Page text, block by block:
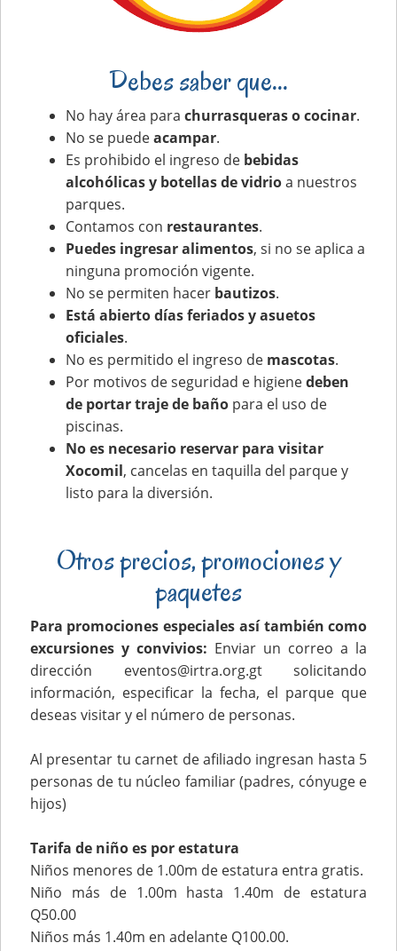
Debes saber que...
No hay área para churrasqueras o cocinar.
No se puedeacampar.
Es prohibido el ingreso de bebidas
alcohólicas y botellas de vidrioa nuestros
parques.
Contamos con restaurantes.
Puedes ingresar alimentos, si no se aplica a
ninguna promoción vigente.
No se permiten hacer bautizos.
Está abierto días feriados y asuetos
oficiales.
No es permitido el ingreso de mascotas.
Por motivos de seguridad e higienedeben
de portar traje de bañopara el uso de
piscinas.
No es necesario reservar para visitar
Xocomil, cancelas en taquilla del parque y
listo para la diversión.
Otros precios, promociones y
paquetes
Para promociones especiales así también como
excursiones y convivios: Enviar un correo a la
dirección eventos@irtra.org.gt solicitando
información, especificar la fecha, el parque que
deseas visitar y el número de personas.
Al presentar tu carnet de afiliado ingresan hasta 5
personas de tu núcleo familiar (padres, cónyuge e
hijos)
Tarifa de niño es por estatura
Niños menores de 1.00m de estatura entra gratis.
Niño más de 1.00m hasta 1.40m de estatura
Q50.00
Niños más 1.40m en adelante Q100.00.